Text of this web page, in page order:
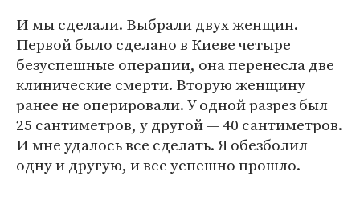
И мы сделали. Выбрали двух женщин.
Первой было сделано в Киеве четыре
безуспешные операции, она перенесла две
клинические смерти. Вторую женщину
ранее не оперировали. У одной разрез был
25 сантиметров, у другой — 40 сантиметров.
И мне удалось все сделать. Я обезболил
одну и другую, и все успешно прошло.